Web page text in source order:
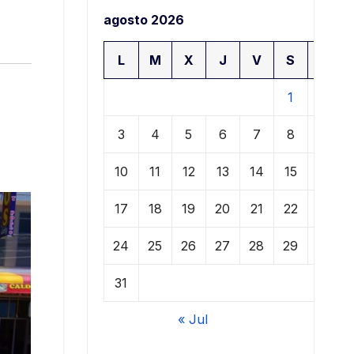
agosto 2026
L M X J V S
1
3 4 5 6 7 8
10 11 12 13 14 15
17 18 19 20 21 22
24 25 26 27 28 29
31
« Jul